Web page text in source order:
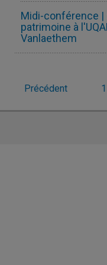
Midi-conférence |
patrimoine à
Vanlaethem
Pagination
des
Précédent 1